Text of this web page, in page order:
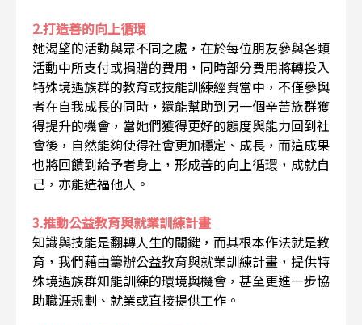
2.打造善的向上循環
她渴望的活動與眾不同之處，在於每位朋友參與各類
活動中所支付或捐贈的費用，同時部分費用將轉投入
特殊境遇族群的教育或技能訓練經費當中，不僅參與
者在自我成長的同時，還能幫助到另一個辛苦族群獲
得提升的機會，當她們獲得更好的態度與能力回到社
會後，自然能夠使得社會更加穩定、成長，而這成果
也將回饋到給予者身上，形成善的向上循環，成就自
己，亦能造福他人。
3.推動公益教育與就業訓練計畫
知識與技能是翻轉人生的關鍵，而其根本作法就是教
育，我們藉由籌辦公益教育與就業訓練計畫，提供特
殊境遇族群知能訓練的環境與機會，甚至更進一步協
助職涯規劃、就業或直接提供工作。